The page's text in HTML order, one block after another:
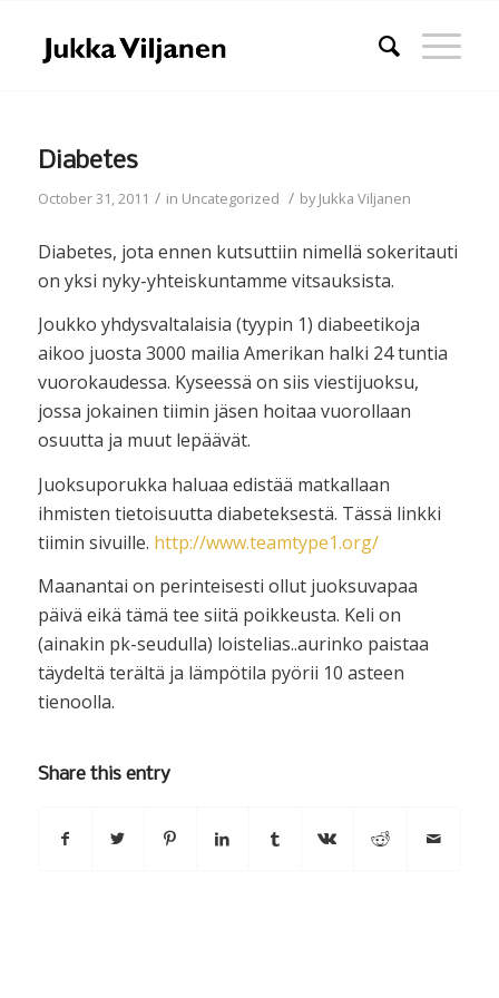
Diabetes
October 31, 2011 / in Uncategorized / byJukka Viljanen
Diabetes, jota ennen kutsuttiin nimellä sokeritauti
on yksi nyky-yhteiskuntamme vitsauksista.
Joukko yhdysvaltalaisia (tyypin 1) diabeetikoja
aikoo juosta 3000 mailia Amerikan halki 24 tuntia
vuorokaudessa. Kyseessä on siis viestijuoksu,
jossa jokainen tiimin jäsen hoitaa vuorollaan
osuutta ja muut lepäävät.
Juoksuporukka haluaa edistää matkallaan
ihmisten tietoisuutta diabeteksestä. Tässä linkki
tiimin sivuille. http://www.teamtype1.org/
Maanantai on perinteisesti ollut juoksuvapaa
päivä eikä tämä tee siitä poikkeusta. Keli on
(ainakin pk-seudulla) loistelias..aurinko paistaa
täydeltä terältä ja lämpötila pyörii 10 asteen
tienoolla.
Share this entry